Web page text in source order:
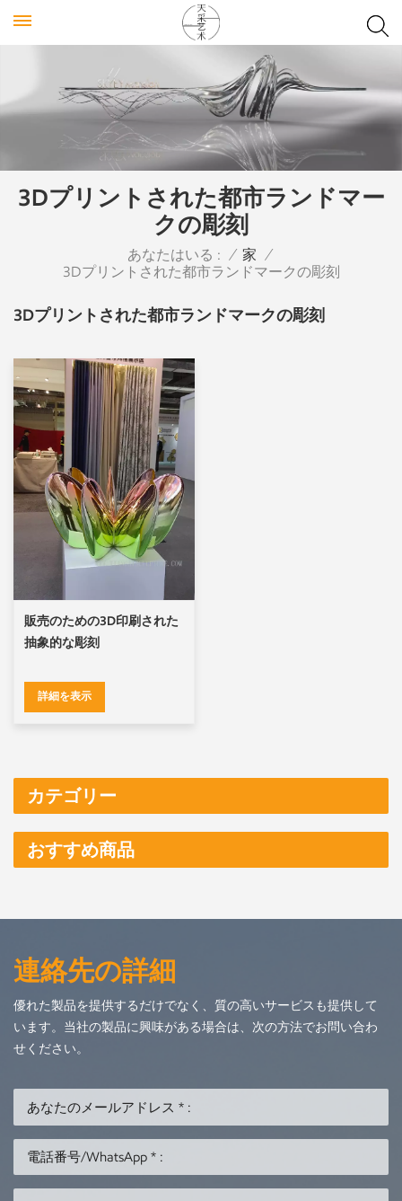
3Dプリントされた都市ランドマー
クの彫刻
あなたはいる : / 家 /
3Dプリントされた都市ランドマークの彫刻
3Dプリントされた都市ランドマークの彫刻
販売のための3D印刷された
抽象的な彫刻
詳細を表示
カテゴリー
おすすめ商品
連絡先の詳細
優れた製品を提供するだけでなく、質の高いサービスも提供して
います。当社の製品に興味がある場合は、次の方法でお問い合わ
せください。